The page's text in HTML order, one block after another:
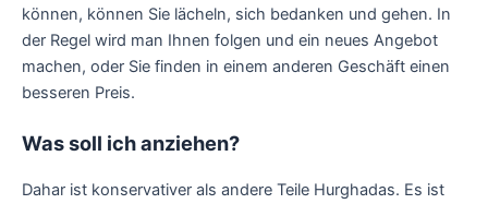
können, können Sie lächeln, sich bedanken und gehen. In
der Regel wird man Ihnen folgen und ein neues Angebot
machen, oder Sie finden in einem anderen Geschäft einen
besseren Preis.
Was soll ich anziehen?
Dahar ist konservativer als andere Teile Hurghadas. Es ist